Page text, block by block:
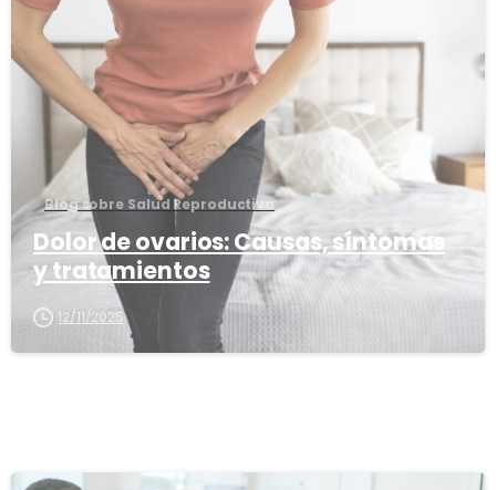
Blog sobre Salud Reproductiva
Dolor de ovarios: Causas, síntomas
y tratamientos
12/11/2025